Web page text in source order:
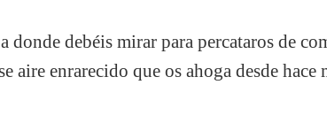
donde debéis mirar para percataros de
aire enrarecido que os ahoga desde hace